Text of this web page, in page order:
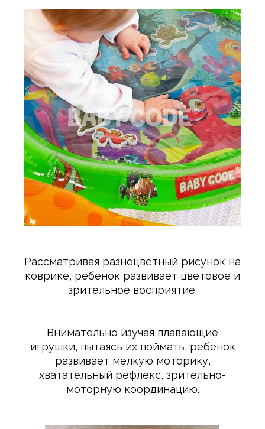
Рассматривая разноцветный рисунок на
коврике, ребенок развивает цветовое и
зрительное восприятие.
Внимательно изучая плавающие
игрушки, пытаясь их поймать, ребенок
развивает мелкую моторику,
хватательный рефлекс, зрительно-
моторную координацию.